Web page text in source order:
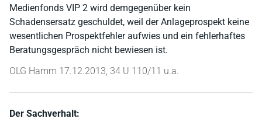
Medienfonds VIP 2 wird demgegenüber kein
Schadensersatz geschuldet, weil der Anlageprospekt keine
wesentlichen Prospektfehler aufwies und ein fehlerhaftes
Beratungsgespräch nicht bewiesen ist.
OLG Hamm 17.12.2013, 34 U 110/11 u.a.
Der Sachverhalt: